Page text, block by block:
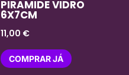
PIRAMIDE VIDRO
6X7CM
11,00 €
COMPRAR JÁ